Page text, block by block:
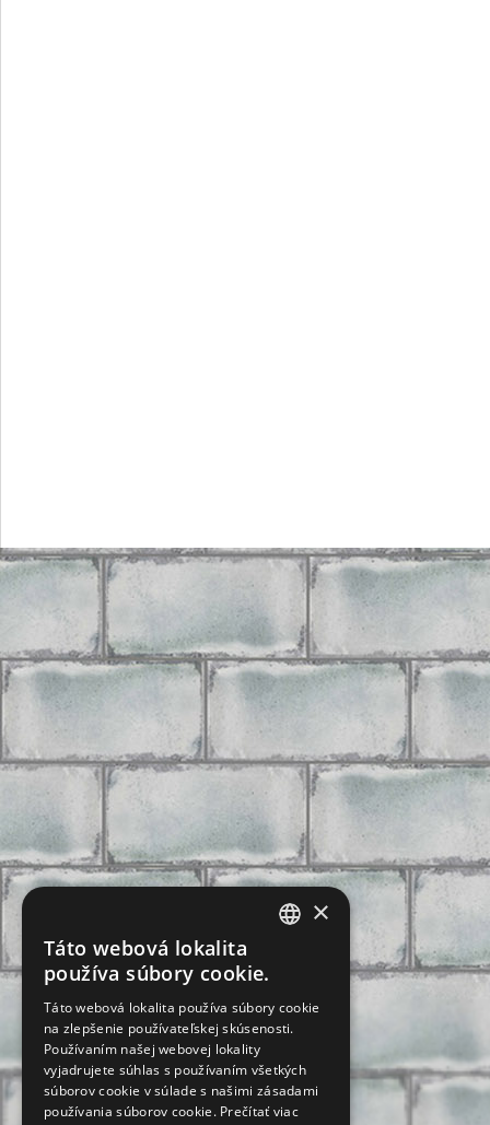
GERMAN
ENGLISH
×
Táto webová lokalita
používa súbory cookie.
Táto webová lokalita používa súbory cookie
na zlepšenie používateľskej skúsenosti.
Používaním našej webovej lokality
vyjadrujete súhlas s používaním všetkých
súborov cookie v súlade s našimi zásadami
používania súborov cookie. Prečítať viac